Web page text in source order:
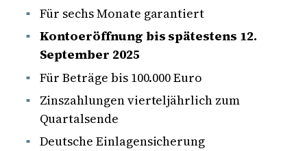
Für sechs Monate garantiert
Kontoeröffnung bis spätestens 12.
September 2025
Für Beträge bis 100.000 Euro
Zinszahlungen vierteljährlich zum
Quartalsende
Deutsche Einlagensicherung